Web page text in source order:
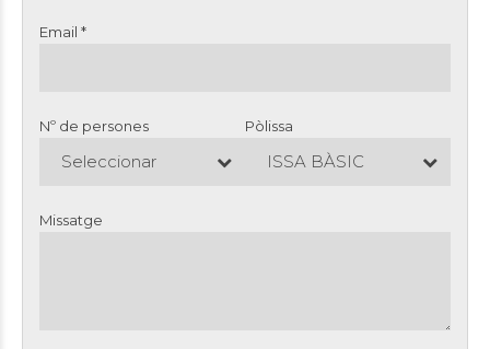
Email *
Nº de persones
Seleccionar
Pòlissa
ISSA BÀSIC
Missatge